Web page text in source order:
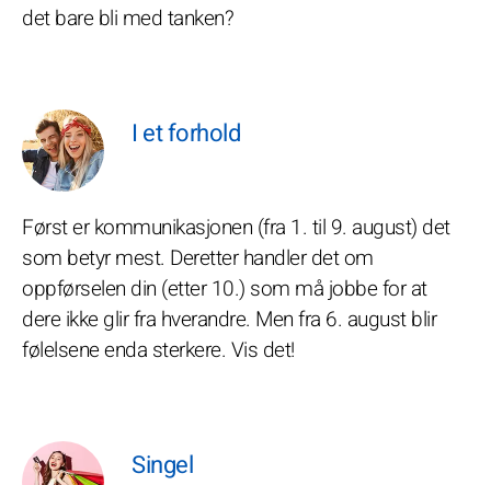
det bare bli med tanken?
I et forhold
Først er kommunikasjonen (fra 1. til 9. august) det
som betyr mest. Deretter handler det om
oppførselen din (etter 10.) som må jobbe for at
dere ikke glir fra hverandre. Men fra 6. august blir
følelsene enda sterkere. Vis det!
Singel